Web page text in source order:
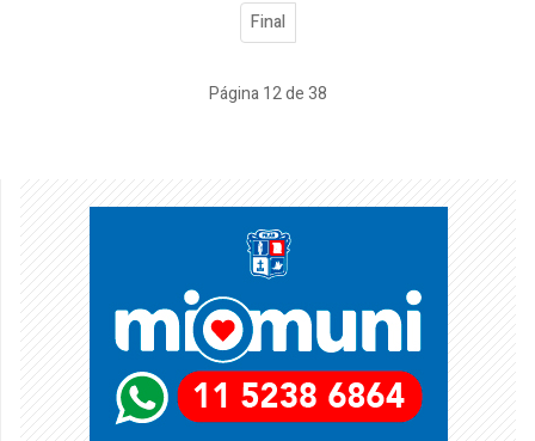
Final
Página 12 de 38